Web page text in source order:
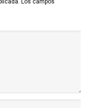
Los campos